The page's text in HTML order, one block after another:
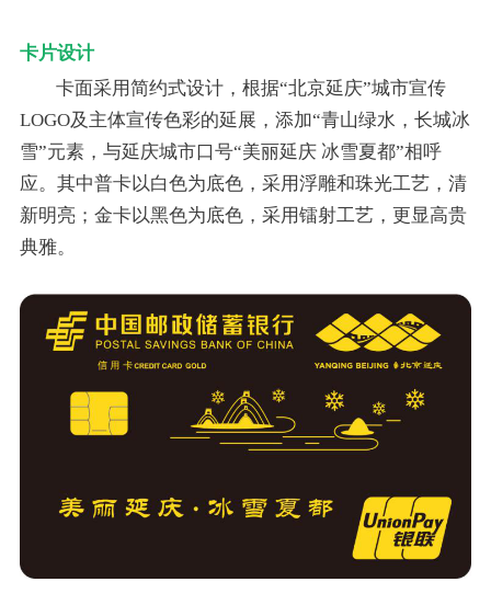
卡片设计
卡面采用简约式设计，根据“北京延庆”城市宣传
LOGO及主体宣传色彩的延展，添加“青山绿水，长城冰
雪”元素，与延庆城市口号“美丽延庆 冰雪夏都”相呼
应。其中普卡以白色为底色，采用浮雕和珠光工艺，清
新明亮；金卡以黑色为底色，采用镭射工艺，更显高贵
典雅。